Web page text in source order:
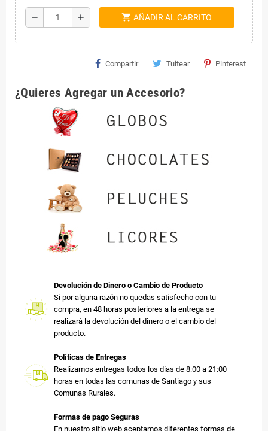
remove add shopping_cart AÑADIR AL CARRITO
Compartir Tuitear Pinterest
¿Quieres Agregar un Accesorio?
Devolución de Dinero o Cambio de Producto
Si por alguna razón no quedas satisfecho con tu
compra, en 48 horas posteriores a la entrega se
realizará la devolución del dinero o el cambio del
producto.
Políticas de Entregas
Realizamos entregas todos los días de 8:00 a 21:00
horas en todas las comunas de Santiago y sus
Comunas Rurales.
Formas de pago Seguras
En nuestro sitio web aceptamos diferentes formas de